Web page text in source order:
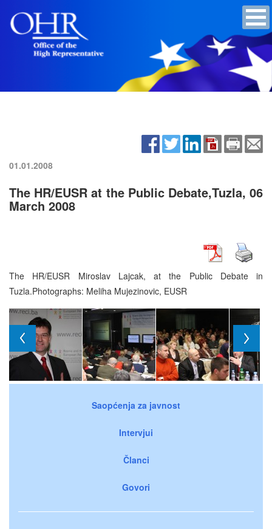
01.01.2008
The HR/EUSR at the Public Debate,Tuzla, 06
March 2008
The HR/EUSR Miroslav Lajcak, at the Public Debate in
Tuzla.Photographs: Meliha Mujezinovic, EUSR
Saopćenja za javnost
Intervjui
Članci
Govori